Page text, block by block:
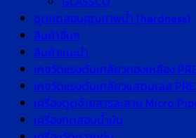
ชุดทดสอบคุณภาพน้ำ (hardness)
สินค้าอื่นๆ
สินค้าแนะนำ
เกจวัดแรงดันเกลียวทองเหลือง
เกจวัดแรงดันเกลียวแสตนเลส
เครื่องดูดจ่ายสารละลาย Micro
เครื่องทดสอบน้ำมัน